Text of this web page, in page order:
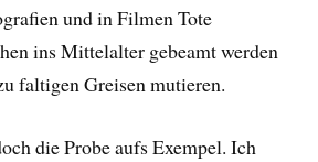
und in Filmen Tote
ins Mittelalter gebeamt werden
faltigen Greisen mutieren.
die Probe aufs Exempel. Ich